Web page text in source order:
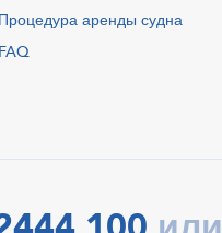
Процедура аренды судна
FAQ